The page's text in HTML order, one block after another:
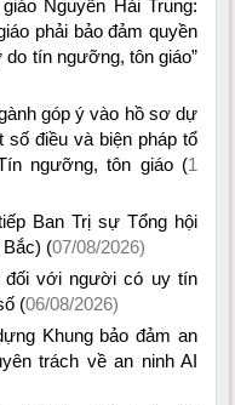
Nguyễn Hải Trung:
phải bảo đảm quyền
tín ngưỡng, tôn giáo”
góp ý vào hồ sơ dự
số điều và biện pháp tổ
ngưỡng, tôn giáo (1
Ban Trị sự Tổng hội
Bắc) (07/08/2026)
đối với người có uy tín
(06/08/2026)
Khung bảo đảm an
trách về an ninh AI